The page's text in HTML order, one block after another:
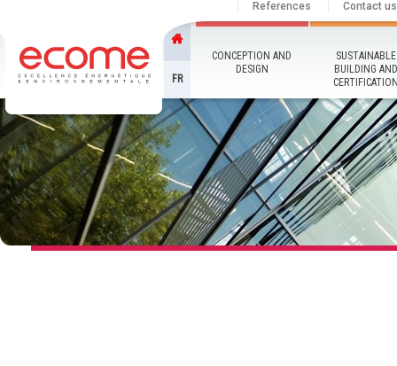
References Contact us
FR
CONCEPTION AND
DESIGN
SUSTAINABLE
BUILDING